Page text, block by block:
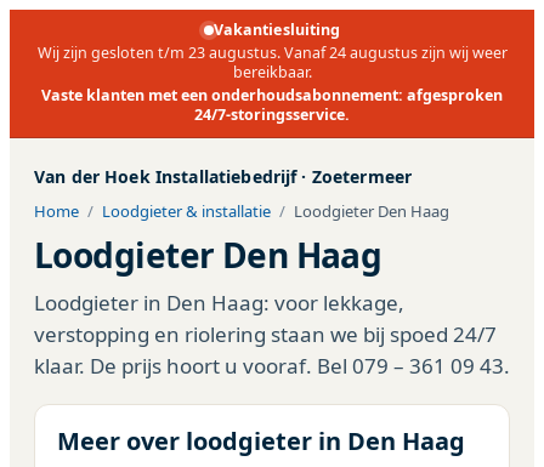
Vakantiesluiting
Wij zijn gesloten t/m 23 augustus. Vanaf 24 augustus zijn wij weer
bereikbaar.
Vaste klanten met een onderhoudsabonnement: afgesproken
24/7-storingsservice.
Van der Hoek Installatiebedrijf· Zoetermeer
Home / Loodgieter & installatie / Loodgieter Den Haag
Loodgieter Den Haag
Loodgieter in Den Haag: voor lekkage,
verstopping en riolering staan we bij spoed 24/7
klaar. De prijs hoort u vooraf. Bel 079 – 361 09 43.
Meer over loodgieter in Den Haag